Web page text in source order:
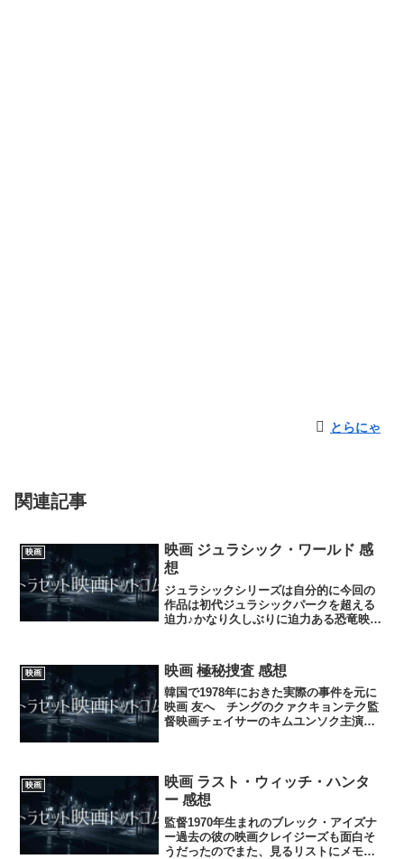
とらにゃ
関連記事
映画
映画 ジュラシック・ワールド 感
想
ジュラシックシリーズは自分的に今回の
作品は初代ジュラシックパークを超える
迫力♪かなり久しぶりに迫力ある恐竜映画
た人はかなりの迫力を体感できたと思い
正直アトラクションに...
映画 映画 極秘捜査 感想
韓国で1978年におきた実際の事件を元に
映画 友へ チングのクァクキョンテク監
督映画チェイサーのキムユンソク主演そ
しめな映画になった...
映画
映画 ラスト・ウィッチ・ハンタ
ー 感想
監督1970年生まれのブレック・アイズナ
ー過去の彼の映画クレイジーズも面白そ
うだったのでまた、見るリストにメモ。